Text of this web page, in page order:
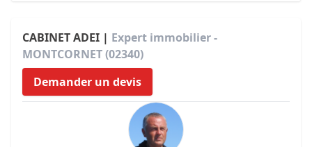
CABINET ADEI | Expert immobilier -
MONTCORNET (02340)
Demander un devis